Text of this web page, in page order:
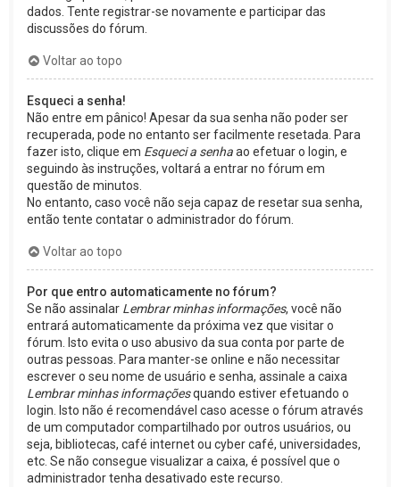
dados. Tente registrar-se novamente e participar das
discussões do fórum.
Voltar ao topo
Esqueci a senha!
Não entre em pânico! Apesar da sua senha não poder ser
recuperada, pode no entanto ser facilmente resetada. Para
fazer isto, clique em Esqueci a senhaao efetuar o login, e
seguindo às instruções, voltará a entrar no fórum em
questão de minutos.
No entanto, caso você não seja capaz de resetar sua senha,
então tente contatar o administrador do fórum.
Voltar ao topo
Por que entro automaticamente no fórum?
Se não assinalar Lembrar minhas informações, você não
entrará automaticamente da próxima vez que visitar o
fórum. Isto evita o uso abusivo da sua conta por parte de
outras pessoas. Para manter-se online e não necessitar
escrever o seu nome de usuário e senha, assinale a caixa
Lembrar minhas informaçõesquando estiver efetuando o
login. Isto não é recomendável caso acesse o fórum através
de um computador compartilhado por outros usuários, ou
seja, bibliotecas, café internet ou cyber café, universidades,
etc. Se não consegue visualizar a caixa, é possível que o
administrador tenha desativado este recurso.